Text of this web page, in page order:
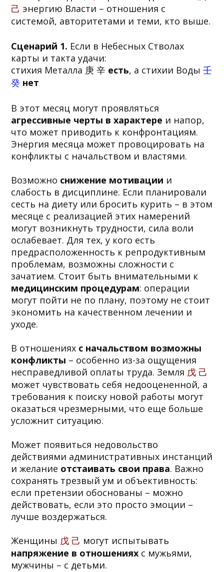
己 энергию Власти – отношения с
системой, авторитетами и теми, кто выше.
Сценарий 1. Если в Небесных Стволах
карты и такта удачи:
стихия Металла 庚 辛 есть, а стихии Воды 壬
癸 нет
В этот месяц могут проявляться
агрессивные черты в характере и напор,
что может приводить к конфронтациям.
Энергия месяца может провоцировать на
конфликты с начальством и властями.
Возможно снижение мотивации и
слабость в дисциплине. Если планировали
сесть на диету или бросить курить – в этом
месяце с реализацией этих намерений
могут возникнуть трудности, сила воли
ослабевает. Для тех, у кого есть
предрасположенность к репродуктивным
проблемам, возможны сложности с
зачатием. Стоит быть внимательными к
медицинским процедурам: операции
могут пойти не по плану, поэтому не стоит
экономить на качественном лечении и
уходе.
В отношениях с начальством возможны
конфликты – особенно из-за ощущения
несправедливой оплаты труда. Земля 戊 己
может чувствовать себя недооцененной, а
требования к поиску новой работы могут
оказаться чрезмерными, что еще больше
усложнит ситуацию.
Может появиться недовольство
действиями административных инстанций
и желание отстаивать свои права. Важно
сохранять трезвый ум и объективность:
если претензии обоснованы – можно
действовать, если это просто эмоции –
лучше воздержаться.
Женщины 戊 己 могут испытывать
напряжение в отношениях с мужьями,
мужчины – с детьми.